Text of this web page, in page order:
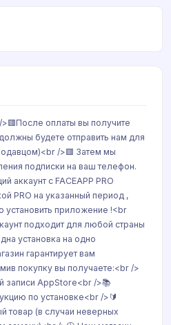
оплаты вы получите
будете отправить нам для
/>🟥 Затем мы
подписки на ваш телефон.
аккаунт с FACEAPP PRO
PRO на указанный период ,
приложение !<br
подходит для любой страны
установка на одно
гарантирует вам
покупку вы получаете:<br />
записи AppStore<br />📚
по установке<br />🔰
товар (в случаи неверных